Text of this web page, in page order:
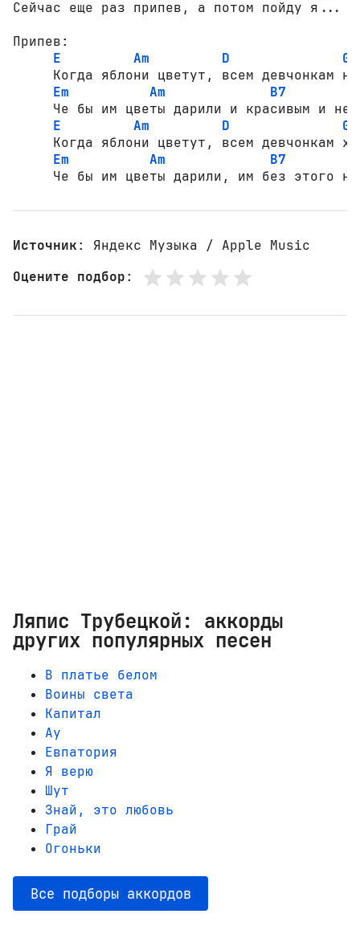
Сейчас еще раз припев, а потом пойду я...
Припев:
E
Am D
G
Когда яблони цветут, всем девчонкам
Em
Am
B7
Че бы им цветы дарили и красивым и не
E
Am D
G
Когда яблони цветут, всем девчонкам
Em
Am
B7
Че бы им цветы дарили, им без этого
Источник: Яндекс Музыка / Apple Music
Оцените подбор:
Ляпис Трубецкой: аккорды
других популярных песен
В платье белом
Воины света
Капитал
Ау
Евпатория
Я верю
Шут
Знай, это любовь
Грай
Огоньки
Все подборы аккордов